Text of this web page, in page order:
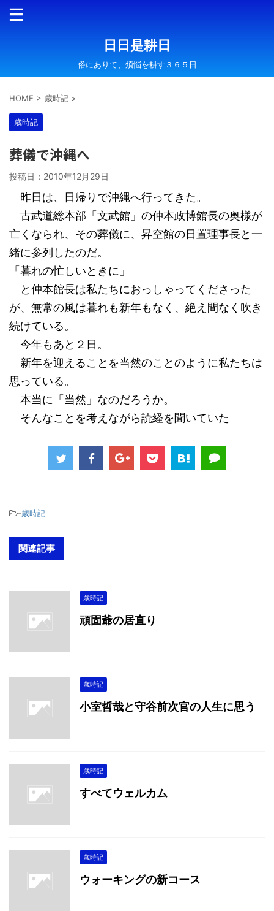
日日是耕日
俗にありて、煩悩を耕す３６５日
HOME > 歳時記 >
歳時記
葬儀で沖縄へ
投稿日： 2010年12月29日
昨日は、日帰りで沖縄へ行ってきた。
古武道総本部「文武館」の仲本政博館長の奥様が
亡くなられ、その葬儀に、昇空館の日置理事長と一
緒に参列したのだ。
「暮れの忙しいときに」
と仲本館長は私たちにおっしゃってくださった
が、無常の風は暮れも新年もなく、絶え間なく吹き
続けている。
今年もあと２日。
新年を迎えることを当然のことのように私たちは
思っている。
本当に「当然」なのだろうか。
そんなことを考えながら読経を聞いていた
-歳時記
関連記事
歳時記
頑固爺の居直り
歳時記
小室哲哉と守谷前次官の人生に思う
歳時記
すべてウェルカム
歳時記
ウォーキングの新コース